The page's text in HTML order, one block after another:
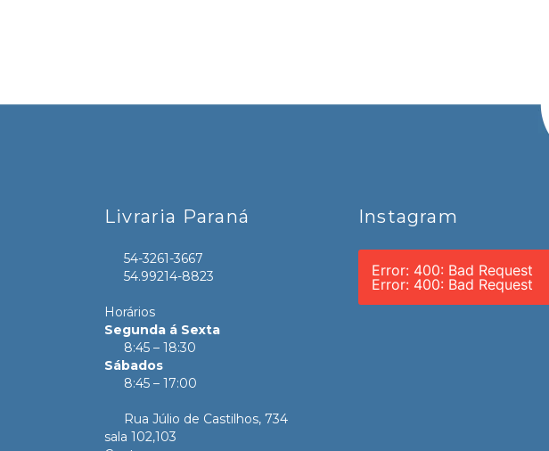
Livraria Paraná
54-3261-3667
54.99214-8823
Horários
Segunda á Sexta
8:45 – 18:30
Sábados
8:45 – 17:00
Rua Júlio de Castilhos, 734
sala 102,103
Instagram
Error: 400: Bad Request
Error: 400: Bad Request